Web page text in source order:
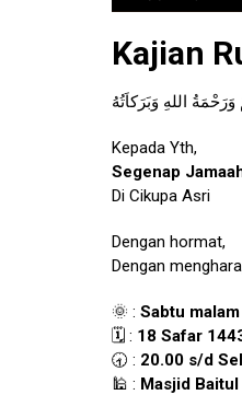
Kajian
اللهِ وَبَرَكاَتُهُ
Kepada Yth,
Segenap
Di Cikupa Asri
Dengan hormat,
Dengan
🌞 : Sabtu
🗓️ : 18 Safar
🕣 : 20.00 s/d
🕌 : Masjid